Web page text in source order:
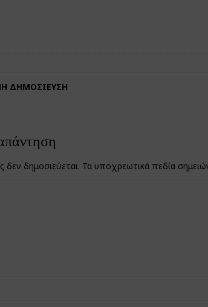
ΔΗΜΟΣΊΕΥΣΗ
δεν δημοσιεύεται. Τα υποχρεωτικά πεδία